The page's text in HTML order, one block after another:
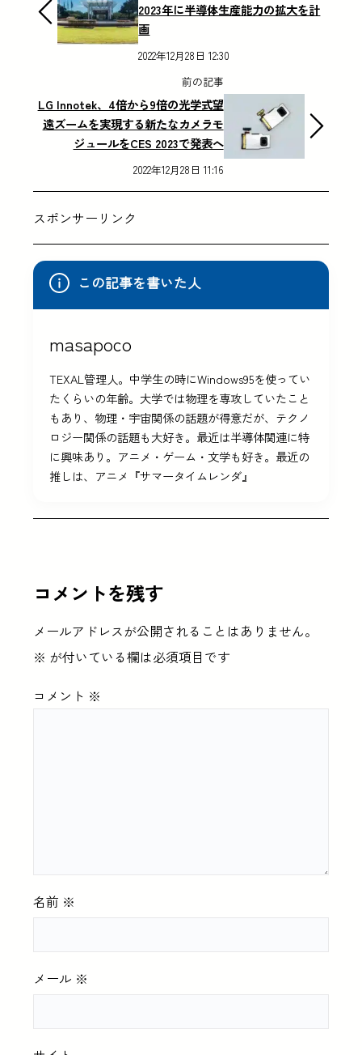
2023年に半導体生産能力の拡大を計
画
2022年12月28日 12:30
前の記事
LG Innotek、4倍から9倍の光学式望
遠ズームを実現する新たなカメラモ
ジュールをCES 2023で発表へ
2022年12月28日 11:16
スポンサーリンク
この記事を書いた人
masapoco
TEXAL管理人。中学生の時にWindows95を使ってい
たくらいの年齢。大学では物理を専攻していたこと
もあり、物理・宇宙関係の話題が得意だが、テクノ
ロジー関係の話題も大好き。最近は半導体関連に特
に興味あり。アニメ・ゲーム・文学も好き。最近の
推しは、アニメ『サマータイムレンダ』
コメントを残す
メールアドレスが公開されることはありません。
※ が付いている欄は必須項目です
コメント ※
名前 ※
メール ※